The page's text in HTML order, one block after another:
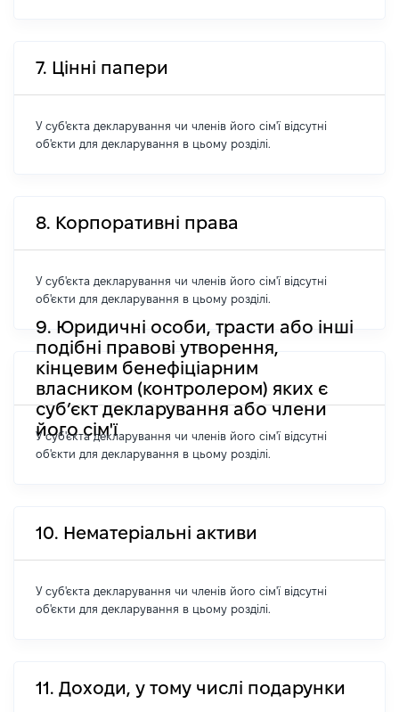
7. Цінні папери
У суб'єкта декларування чи членів його сім'ї відсутні
об'єкти для декларування в цьому розділі.
8. Корпоративні права
У суб'єкта декларування чи членів його сім'ї відсутні
об'єкти для декларування в цьому розділі.
9. Юридичні особи, трасти або інші
подібні правові утворення,
кінцевим бенефіціарним
власником (контролером) яких є
суб’єкт декларування або члени
його сім'ї
У суб'єкта декларування чи членів його сім'ї відсутні
об'єкти для декларування в цьому розділі.
10. Нематеріальні активи
У суб'єкта декларування чи членів його сім'ї відсутні
об'єкти для декларування в цьому розділі.
11. Доходи, у тому числі подарунки